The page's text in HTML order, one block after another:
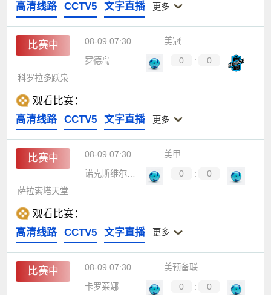
高清线路
CCTV5 文字直播 更多
比赛中 08-09 07:30
美冠
罗德岛
0 :
0
科罗拉多跃泉
观看比赛：
高清线路
CCTV5 文字直播 更多
比赛中 08-09 07:30
美甲
诺克斯维尔部队
0 :
0
萨拉索塔天堂
观看比赛：
高清线路
CCTV5 文字直播 更多
比赛中 08-09 07:30
美预备联
卡罗莱娜
0 :
0